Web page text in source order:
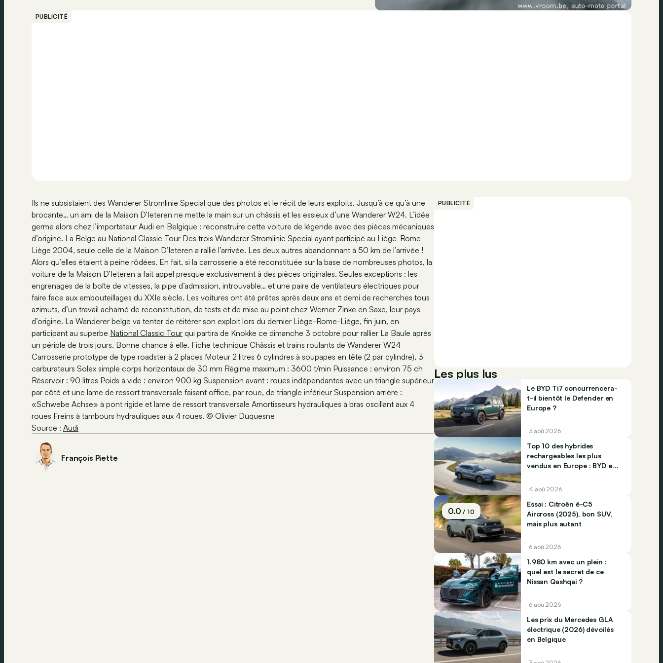
PUBLICITÉ
Ils ne subsistaient des Wanderer Stromlinie Special que des photos et le récit de leurs exploits. Jusqu’à ce qu’à une
brocante… un ami de la Maison D’Ieteren ne mette la main sur un châssis et les essieux d’une Wanderer W24. L’idée
germe alors chez l’importateur Audi en Belgique : reconstruire cette voiture de légende avec des pièces mécaniques
d’origine. La Belge au National Classic Tour Des trois Wanderer Stromlinie Special ayant participé au Liège-Rome-
Liège 2004, seule celle de la Maison D’Ieteren a rallié l’arrivée. Les deux autres abandonnant à 50 km de l’arrivée !
Alors qu’elles étaient à peine rôdées. En fait, si la carrosserie a été reconstituée sur la base de nombreuses photos, la
voiture de la Maison D’Ieteren a fait appel presque exclusivement à des pièces originales. Seules exceptions : les
engrenages de la boîte de vitesses, la pipe d’admission, introuvable… et une paire de ventilateurs électriques pour
faire face aux embouteillages du XXIe siècle. Les voitures ont été prêtes après deux ans et demi de recherches tous
azimuts, d’un travail acharné de reconstitution, de tests et de mise au point chez Werner Zinke en Saxe, leur pays
d’origine. La Wanderer belge va tenter de réitérer son exploit lors du dernier Liège-Rome-Liège, fin juin, en
participant au superbe National Classic Tour qui partira de Knokke ce dimanche 3 octobre pour rallier La Baule après
un périple de trois jours. Bonne chance à elle. Fiche technique Châssis et trains roulants de Wanderer W24
Carrosserie prototype de type roadster à 2 places Moteur 2 litres 6 cylindres à soupapes en tête (2 par cylindre), 3
carburateurs Solex simple corps horizontaux de 30 mm Régime maximum : 3600 t/min Puissance : environ 75 ch
Réservoir : 90 litres Poids à vide : environ 900 kg Suspension avant : roues indépendantes avec un triangle supérieur
par côté et une lame de ressort transversale faisant office, par roue, de triangle inférieur Suspension arrière :
«Schwebe Achse» à pont rigide et lame de ressort transversale Amortisseurs hydrauliques à bras oscillant aux 4
roues Freins à tambours hydrauliques aux 4 roues. © Olivier Duquesne
Source : Audi
François Piette
PUBLICITÉ
Les plus lus
Le BYD Ti7 concurrencera-
t-il bientôt le Defender en
Europe ?
3 aoû 2026
Top 10 des hybrides
rechargeables les plus
vendus en Europe : BYD et
4 aoû 2026
0.0/ 10
Essai : Citroën ë-C5
Aircross (2025), bon SUV,
mais plus autant
6 aoû 2026
1.980 km avec un plein :
quel est le secret de ce
Nissan Qashqai ?
6 aoû 2026
Les prix du Mercedes GLA
électrique (2026) dévoilés
en Belgique